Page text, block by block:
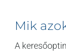
Mik
A